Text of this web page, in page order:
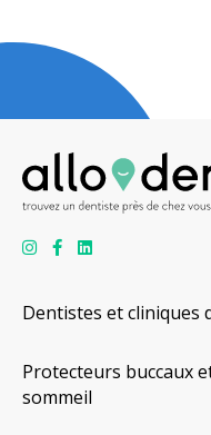
Dentistes et cliniques
Protecteurs buccaux
sommeil